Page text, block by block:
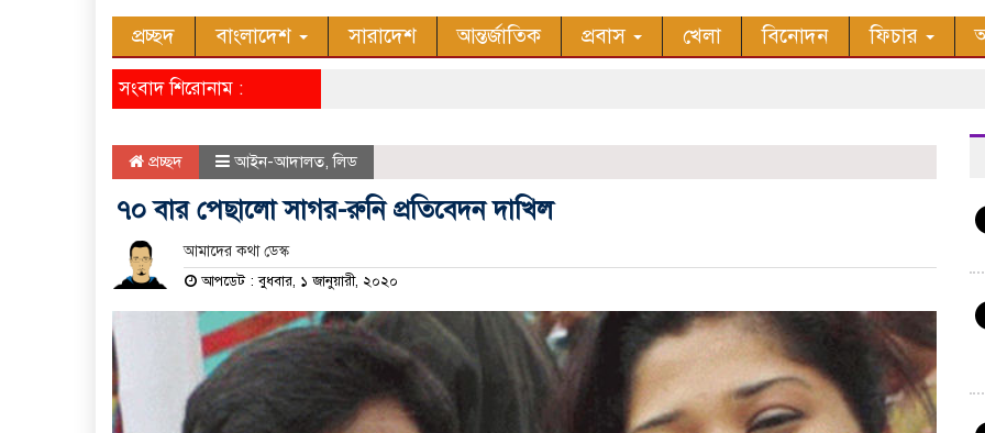
প্রচ্ছদ বাংলাদেশ সারাদেশ আন্তর্জাতিক প্রবাস খেলা বিনোদন ফিচার
সংবাদ শিরোনাম :
প্রচ্ছদ আইন-আদালত,লিড
৭০ বার পেছালো সাগর-রুনি প্রতিবেদন দাখিল
আমাদের কথা ডেস্ক
আপডেট : বুধবার, ১ জানুয়ারী, ২০২০